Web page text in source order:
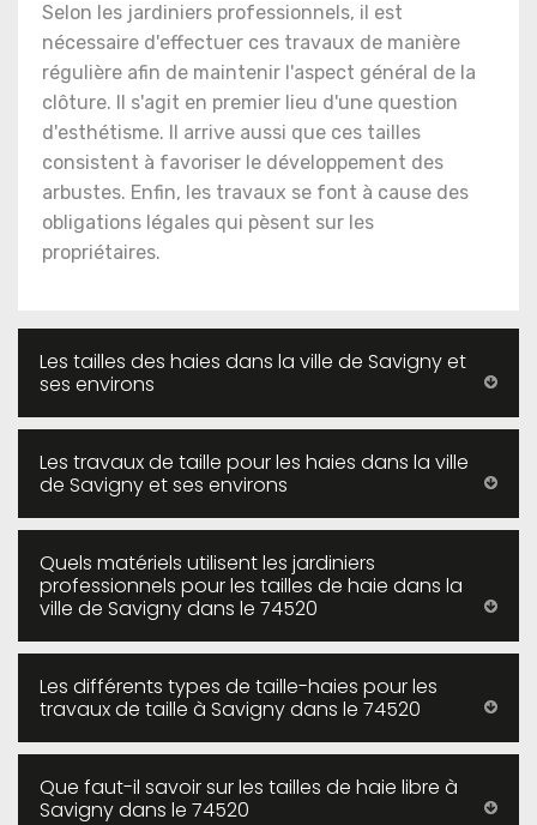
Selon les jardiniers professionnels, il est
nécessaire d'effectuer ces travaux de manière
régulière afin de maintenir l'aspect général de la
clôture. Il s'agit en premier lieu d'une question
d'esthétisme. Il arrive aussi que ces tailles
consistent à favoriser le développement des
arbustes. Enfin, les travaux se font à cause des
obligations légales qui pèsent sur les
propriétaires.
Les tailles des haies dans la ville de Savigny et
ses environs
Les travaux de taille pour les haies dans la ville
de Savigny et ses environs
Quels matériels utilisent les jardiniers
professionnels pour les tailles de haie dans la
ville de Savigny dans le 74520
Les différents types de taille-haies pour les
travaux de taille à Savigny dans le 74520
Que faut-il savoir sur les tailles de haie libre à
Savigny dans le 74520